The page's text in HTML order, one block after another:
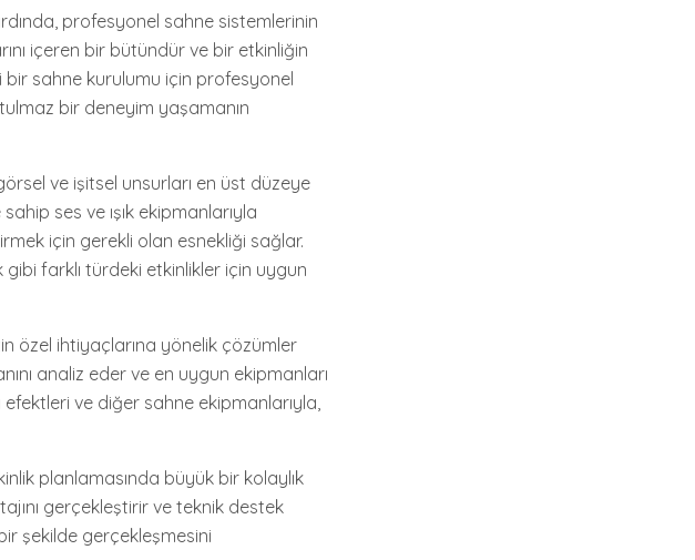
profesyonel sahne sistemlerinin
içeren bir bütündür ve bir etkinliğin
bir sahne kurulumu için profesyonel
bir deneyim yaşamanın
ve işitsel unsurları en üst düzeye
ses ve ışık ekipmanlarıyla
için gerekli olan esnekliği sağlar.
farklı türdeki etkinlikler için uygun
özel ihtiyaçlarına yönelik çözümler
analiz eder ve en uygun ekipmanları
ve diğer sahne ekipmanlarıyla,
planlamasında büyük bir kolaylık
gerçekleştirir ve teknik destek
şekilde gerçekleşmesini